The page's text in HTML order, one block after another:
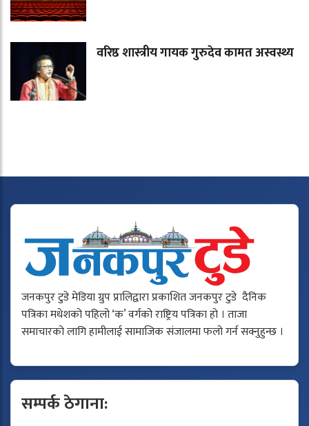
वरिष्ठ शास्त्रीय गायक गुरुदेव कामत अस्वस्थ्य
जनकपुर टुडे मेडिया ग्रुप प्रालिद्वारा प्रकाशित जनकपुर टुडे दैनिक
पत्रिका मधेशको पहिलो ‘क’ वर्गको राष्ट्रिय पत्रिका हो । ताजा
समाचारको लागि हामीलाई सामाजिक संजालमा फलो गर्न सक्नुहुन्छ ।
सम्पर्क ठेगाना: